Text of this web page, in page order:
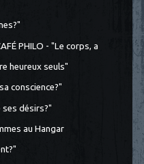
PHILO - "Le corps, a
heureux seuls"
conscience?"
désirs?"
au Hangar